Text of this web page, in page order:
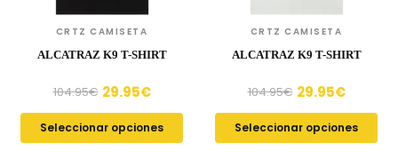
CRTZ CAMISETA
ALCATRAZ K9 T-SHIRT
104.95€ 29.95€
Seleccionar opciones
CRTZ CAMISETA
ALCATRAZ K9 T-SHIRT
104.95€ 29.95€
Seleccionar opciones